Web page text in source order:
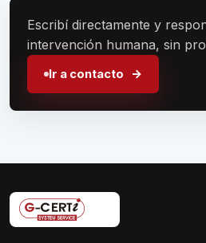
Escribí directamente y
intervención humana, sin
Ir a contacto